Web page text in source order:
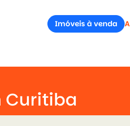
Imóveis à venda
Curitiba